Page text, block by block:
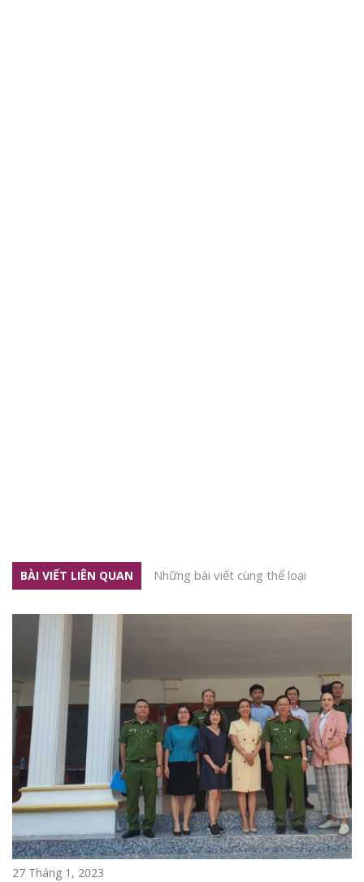
BÀI VIẾT LIÊN QUAN Những bài viết cùng thể loại
27 Tháng 1, 2023